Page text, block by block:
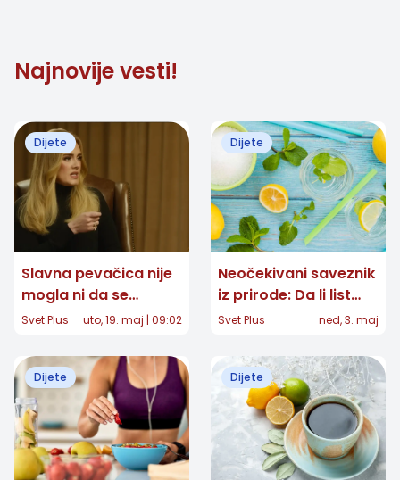
Najnovije vesti!
Dijete
Slavna pevačica nije
mogla ni da se
pogleda u ogledalo:
mršavljenja koja joj je
pomogla da skine 45
kilograma
Svet Plus uto, 19. maj | 09:02
Dijete
Neočekivani saveznik
iz prirode: Da li list
nane može da prevari
Svet Plus ned, 3. maj
Dijete Dijete